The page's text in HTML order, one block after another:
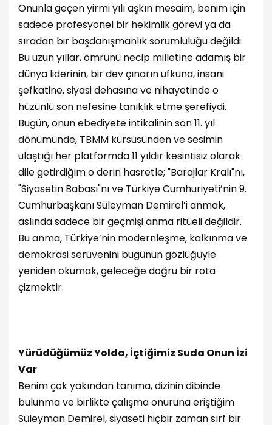
Onunla geçen yirmi yılı aşkın mesaim, benim için
sadece profesyonel bir hekimlik görevi ya da
sıradan bir başdanışmanlık sorumluluğu değildi.
Bu uzun yıllar, ömrünü necip milletine adamış bir
dünya liderinin, bir dev çınarın ufkuna, insani
şefkatine, siyasi dehasına ve nihayetinde o
hüzünlü son nefesine tanıklık etme şerefiydi.
Bugün, onun ebediyete intikalinin son 11. yıl
dönümünde, TBMM kürsüsünden ve sesimin
ulaştığı her platformda 11 yıldır kesintisiz olarak
dile getirdiğim o derin hasretle; "Barajlar Kralı"nı,
"Siyasetin Babası"nı ve Türkiye Cumhuriyeti’nin 9.
Cumhurbaşkanı Süleyman Demirel’i anmak,
aslında sadece bir geçmişi anma ritüeli değildir.
Bu anma, Türkiye’nin modernleşme, kalkınma ve
demokrasi serüvenini bugünün gözlüğüyle
yeniden okumak, geleceğe doğru bir rota
çizmektir.
Yürüdüğümüz Yolda, İçtiğimiz Suda Onun İzi
Var
Benim çok yakından tanıma, dizinin dibinde
bulunma ve birlikte çalışma onuruna eriştiğim
Süleyman Demirel, siyaseti hiçbir zaman sırf bir